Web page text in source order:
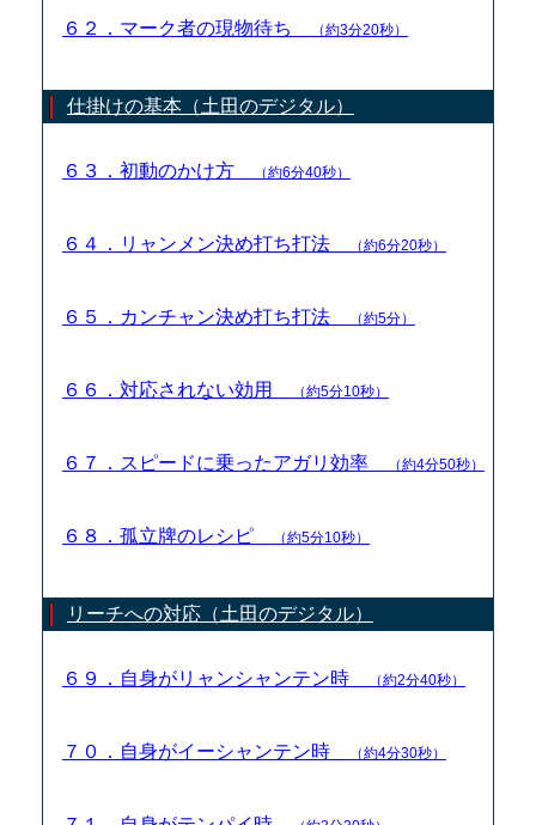
６２．マーク者の現物待ち （約3分20秒）
仕掛けの基本（土田のデジタル）
６３．初動のかけ方 （約6分40秒）
６４．リャンメン決め打ち打法 （約6分20秒）
６５．カンチャン決め打ち打法 （約5分）
６６．対応されない効用 （約5分10秒）
６７．スピードに乗ったアガリ効率 （約4分50秒）
６８．孤立牌のレシピ （約5分10秒）
リーチへの対応（土田のデジタル）
６９．自身がリャンシャンテン時 （約2分40秒）
７０．自身がイーシャンテン時 （約4分30秒）